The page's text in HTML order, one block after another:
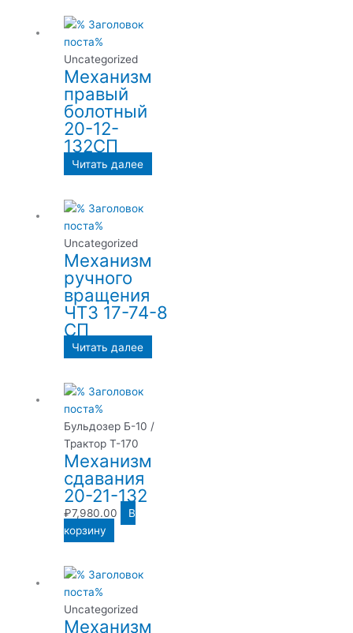
Uncategorized
Механизм
правый
болотный
20-12-
132СП
Читать далее
Uncategorized
Механизм
ручного
вращения
ЧТЗ 17-74-8
СП
Читать далее
Бульдозер Б-10 /
Трактор Т-170
Механизм
сдавания
20-21-132
₽7,980.00
В
корзину
Uncategorized
Механизм